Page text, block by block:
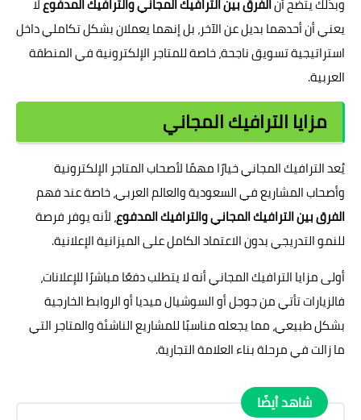
يعني أن أحدهما بديل عن الآخر، بل إنهما يعملان بشكل تكاملي داخل
استراتيجية تسويق ناجحة، خاصة للمتاجر الإلكترونية في المنطقة
العربية.
مزايا الترافيك المجاني
يُعد الترافيك المجاني خيارًا مهمًا لأصحاب المتاجر الإلكترونية
وأصحاب المشاريع في السعودية والعالم العربي، خاصة عند فهم
الفرق بين الترافيك المجاني والترافيك المدفوع، لأنه يوفر فرصة
للنمو التدريجي بدون الاعتماد الكامل على الميزانية الإعلانية.
أولى مزايا الترافيك المجاني أنه لا يتطلب دفعًا مباشرًا للإعلانات،
فالزيارات تأتي من جوجل أو السوشيال ميديا أو الروابط الخارجية
بشكل طبيعي، مما يجعله مناسبًا للمشاريع الناشئة والمتاجر التي
ما زالت في مرحلة بناء العلامة التجارية.
شاهد أيضًا